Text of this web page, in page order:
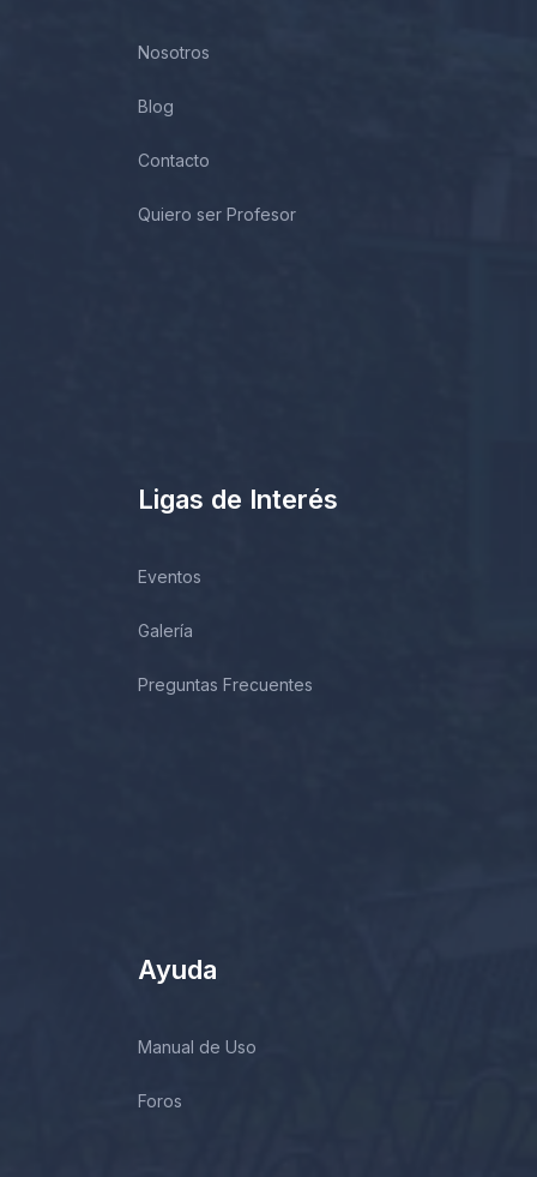
Nosotros
Blog
Contacto
Quiero ser Profesor
Ligas de Interés
Eventos
Galería
Preguntas Frecuentes
Ayuda
Manual de Uso
Foros